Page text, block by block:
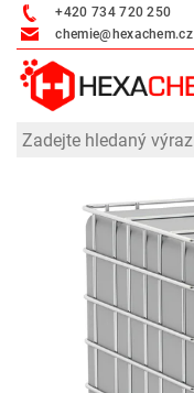
+420 734 720 250
chemie@hexachem.cz